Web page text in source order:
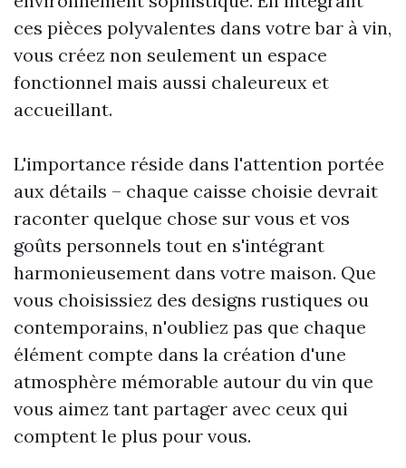
ces pièces polyvalentes dans votre bar à vin,
vous créez non seulement un espace
fonctionnel mais aussi chaleureux et
accueillant.
L'importance réside dans l'attention portée
aux détails – chaque caisse choisie devrait
raconter quelque chose sur vous et vos
goûts personnels tout en s'intégrant
harmonieusement dans votre maison. Que
vous choisissiez des designs rustiques ou
contemporains, n'oubliez pas que chaque
élément compte dans la création d'une
atmosphère mémorable autour du vin que
vous aimez tant partager avec ceux qui
comptent le plus pour vous.